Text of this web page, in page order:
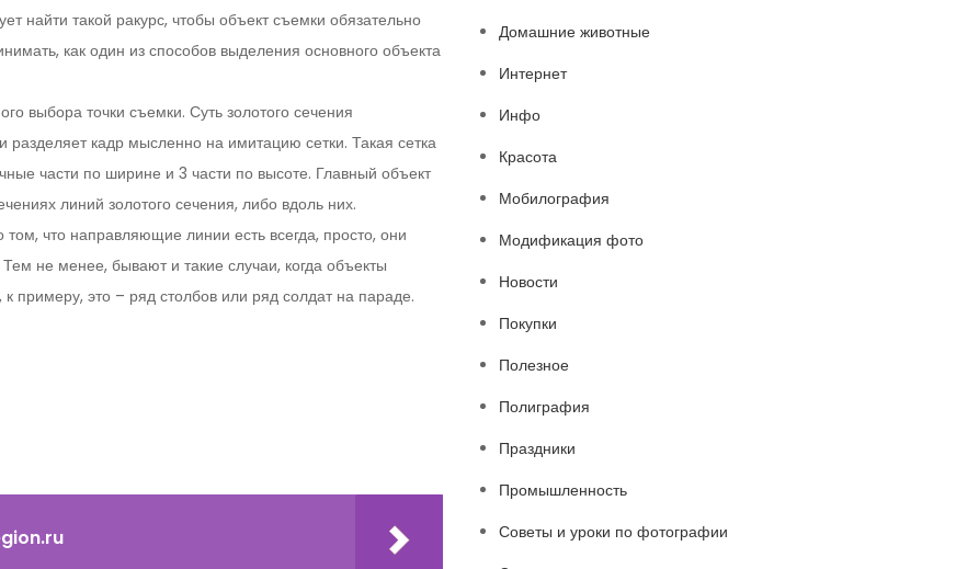
найти такой ракурс, чтобы объект съемки обязательно
как один из способов выделения основного объекта
выбора точки съемки. Суть золотого сечения
кадр мысленно на имитацию сетки. Такая сетка
части по ширине и 3 части по высоте. Главный объект
линий золотого сечения, либо вдоль них.
что направляющие линии есть всегда, просто, они
не менее, бывают и такие случаи, когда объекты
это – ряд столбов или ряд солдат на параде.
Домашние животные
Интернет
Инфо
Красота
Мобилография
Модификация фото
Новости
Покупки
Полезное
Полиграфия
Праздники
Промышленность
Советы и уроки по фотографии